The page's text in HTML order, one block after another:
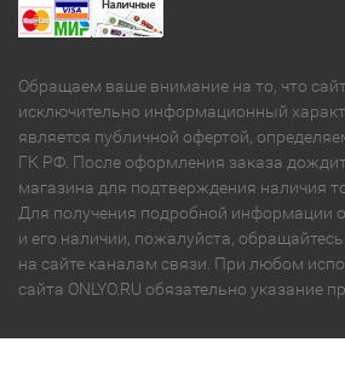
Обращаем ваше внимание на то, что сайт
исключительно информационный
является публичной офертой,
ГК РФ. После оформления заказа
магазина для подтверждения наличия
Для получения подробной информации
и его наличии, пожалуйста,
на сайте каналам связи. При любом
сайта ONLYO.RU обязательно указание